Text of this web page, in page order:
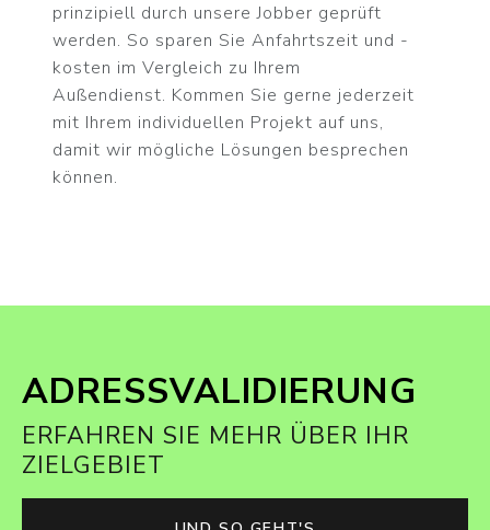
prinzipiell durch unsere Jobber geprüft
werden. So sparen Sie Anfahrtszeit und -
kosten im Vergleich zu Ihrem
Außendienst. Kommen Sie gerne jederzeit
mit Ihrem individuellen Projekt auf uns,
damit wir mögliche Lösungen besprechen
können.
ADRESSVALIDIERUNG
ERFAHREN SIE MEHR ÜBER IHR
ZIELGEBIET